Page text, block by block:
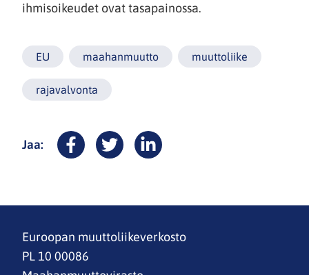
ihmisoikeudet ovat tasapainossa.
EU maahanmuutto muuttoliike
rajavalvonta
Jaa:
FacebookTwitter LinkedIn
Euroopan muuttoliikeverkosto
PL 10 00086